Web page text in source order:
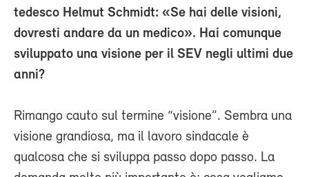
tedesco Helmut Schmidt: «Se hai delle visioni,
dovresti andare da un medico». Hai comunque
sviluppato una visione per il SEV negli ultimi due
anni?
Rimango cauto sul termine “visione”. Sembra una
visione grandiosa, ma il lavoro sindacale è
qualcosa che si sviluppa passo dopo passo. La